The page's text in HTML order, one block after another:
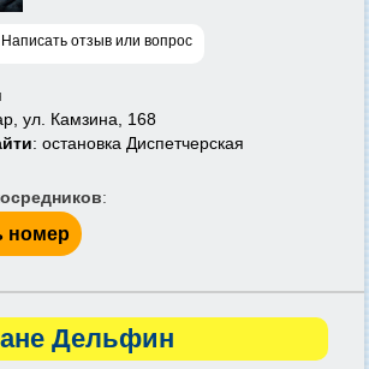
Написать отзыв или вопрос
ул. Камзина, 168
: остановка Диспетчерская
:
номер
Дельфин